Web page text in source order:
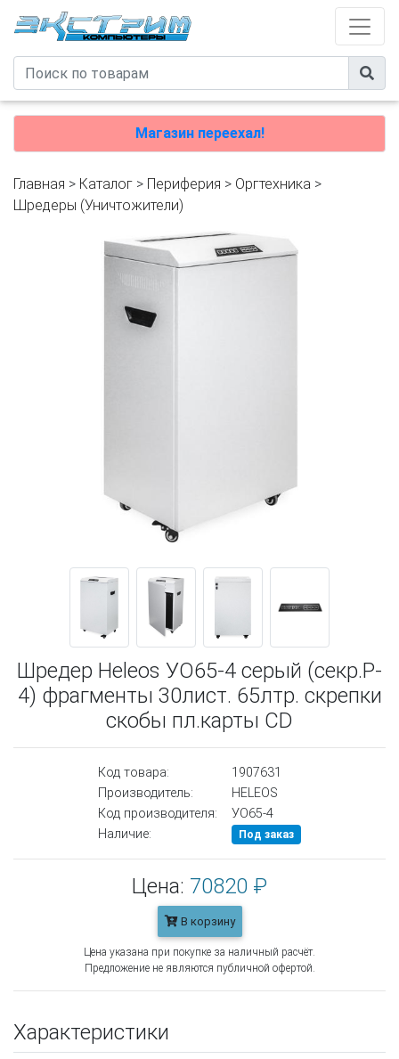
Магазин переехал!
Главная > Каталог > Периферия > Оргтехника >
Шредеры (Уничтожители)
Шредер Heleos УО65-4 серый (секр.P-
4) фрагменты 30лист. 65лтр. скрепки
скобы пл.карты CD
Код товара:
1907631
Производитель:
HELEOS
Код производителя:
УО65-4
Наличие:
Под заказ
Цена: 70820 ₽
В корзину
Цена указана при покупке за наличный расчёт.
Предложение не являются публичной офертой.
Характеристики